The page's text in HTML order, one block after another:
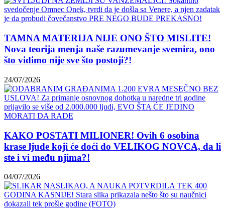
TAMNA MATERIJA NIJE ONO ŠTO MISLITE!
Nova teorija menja naše razumevanje svemira, ono
što vidimo nije sve što postoji?!
24/07/2026
KAKO POSTATI MILIONER! Ovih 6 osobina
krase ljude koji će doći do VELIKOG NOVCA, da li
ste i vi među njima?!
04/07/2026